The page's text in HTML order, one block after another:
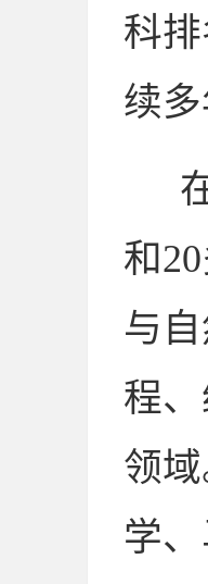
科
续
和
与
程
领
学